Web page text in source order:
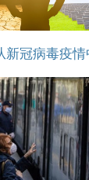
新冠病毒疫